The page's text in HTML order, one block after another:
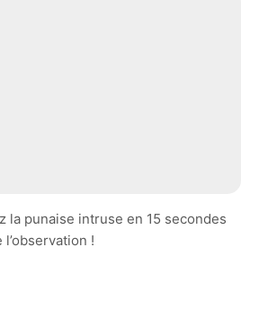
la punaise intruse en 15 secondes
!